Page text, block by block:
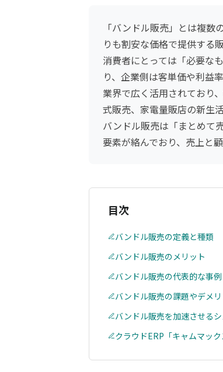
「バンドル販売」とは複
りも割安な価格で提供する
消費者にとっては「必要な
り、企業側は客単価や利益
業界で広く活用されており
式販売、家電量販店の新生
バンドル販売は「まとめて
要素が絡んでおり、売上と
目次
バンドル販売の定義と種類
バンドル販売のメリット
バンドル販売の代表的な事例
バンドル販売の課題やデメリ
バンドル販売を加速させる
クラウドERP「キャムマッ